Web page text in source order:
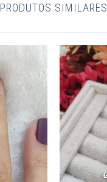
PRODUTOS SIMILARES